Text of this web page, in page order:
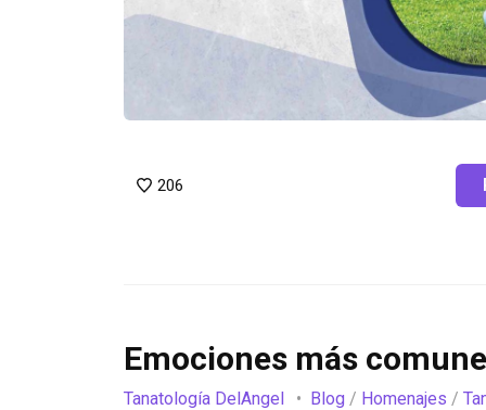
206
Emociones más
Tanatología DelAngel Blog / Homenajes /